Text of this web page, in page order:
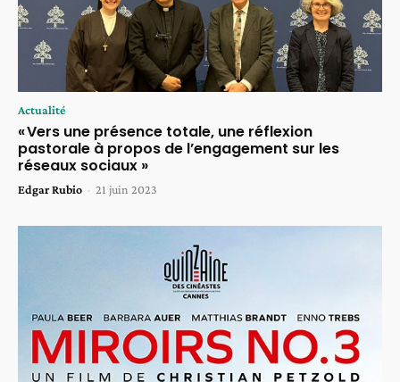
Actualité
« Vers une présence totale, une réflexion
pastorale à propos de l’engagement sur les
réseaux sociaux »
Edgar Rubio - 21 juin 2023